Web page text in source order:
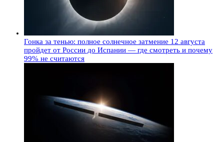
Гонка за тенью: полное солнечное затмение 12 августа
пройдет от России до Испании — где смотреть и почему
99% не считаются